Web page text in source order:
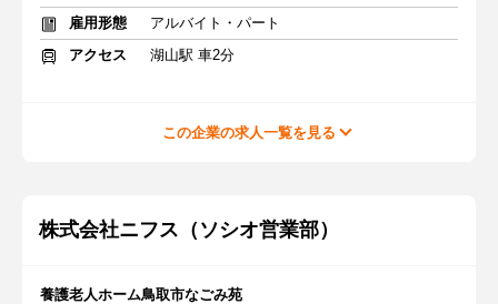
雇用形態
アルバイト・パート
アクセス
湖山駅 車2分
この企業の求人一覧を見る
株式会社ニフス（ソシオ営業部）
養護老人ホーム鳥取市なごみ苑